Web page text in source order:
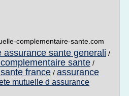
complementaire-sante.com
assurance sante generali /
sante /
france / assurance
mutuelle d assurance